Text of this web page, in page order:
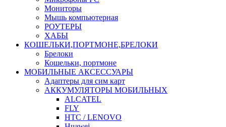
Мониторы
Мышь компьютерная
РОУТЕРЫ
ХАБЫ
КОШЕЛЬКИ,ПОРТМОНЕ,БРЕЛОКИ
Брелоки
Кошельки, портмоне
МОБИЛЬНЫЕ АКСЕССУАРЫ
Адаптеры для сим карт
АККУМУЛЯТОРЫ МОБИЛЬНЫХ
ALCATEL
FLY
HTC / LENOVO